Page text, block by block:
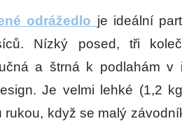
odrážedlo je ideální
Nízký posed, tři
a štrná k podlahám v
Je velmi lehké (1,2
rukou, když se malý